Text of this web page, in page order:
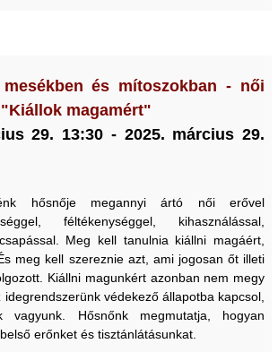
és mítoszokban - női
magamért"
29. 13:30 - 2025. március 29.
hősnője megannyi ártó női erővel
féltékenységgel, kihasználással,
Meg kell tanulnia kiállni magáért,
meg kell szereznie azt, ami jogosan őt illeti
Kiállni magunkért azonban nem megy
védekező állapotba kapcsol,
vagyunk. Hősnőnk megmutatja, hogyan
erőnket és tisztánlátásunkat.